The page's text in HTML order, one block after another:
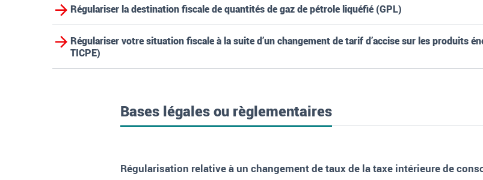
Régulariser la destination fiscale de quantités de gaz de pétrole liquéfié (GPL)
Régulariser votre situation fiscale à la suite d’un changement de tarif d’accise sur les produits
TICPE)
Bases légales ou règlementaires
Régularisation relative à un changement de taux de la taxe intérieure de